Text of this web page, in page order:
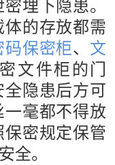
的存放都需
码保密柜、 文
文件柜的门
隐患后方可
毫都不得放
密规定保管
全。